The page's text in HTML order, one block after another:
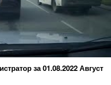
за 01.08.2022 Август